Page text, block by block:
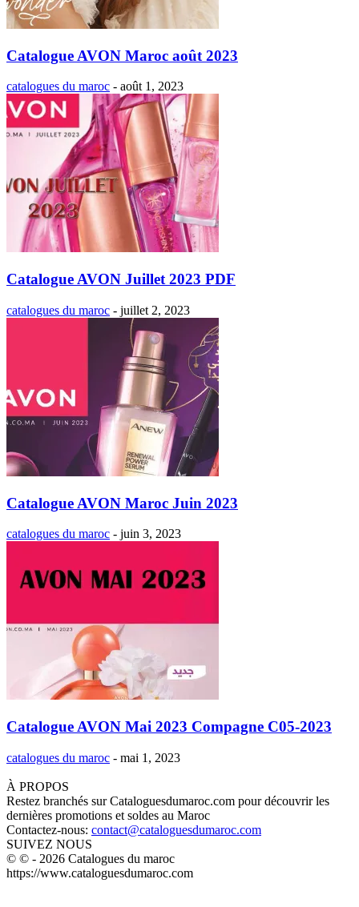
Catalogue AVON Maroc août 2023
catalogues du maroc - août 1, 2023
Catalogue AVON Juillet 2023 PDF
catalogues du maroc - juillet 2, 2023
Catalogue AVON Maroc Juin 2023
catalogues du maroc - juin 3, 2023
Catalogue AVON Mai 2023 Compagne C05-2023
catalogues du maroc - mai 1, 2023
À PROPOS
Restez branchés sur Cataloguesdumaroc.com pour découvrir les
dernières promotions et soldes au Maroc
Contactez-nous: contact@cataloguesdumaroc.com
SUIVEZ NOUS
© © - 2026 Catalogues du maroc
https://www.cataloguesdumaroc.com